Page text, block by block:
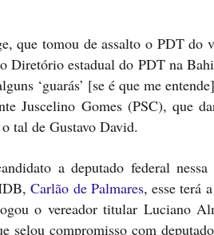
que tomou de assalto o PDT
Diretório estadual do PDT na
‘guarás’ [se é que me
Juscelino Gomes (PSC), que
tal de Gustavo David.
a deputado federal
Carlão de Palmares, esse terá
o vereador titular Luciano
selou compromisso com